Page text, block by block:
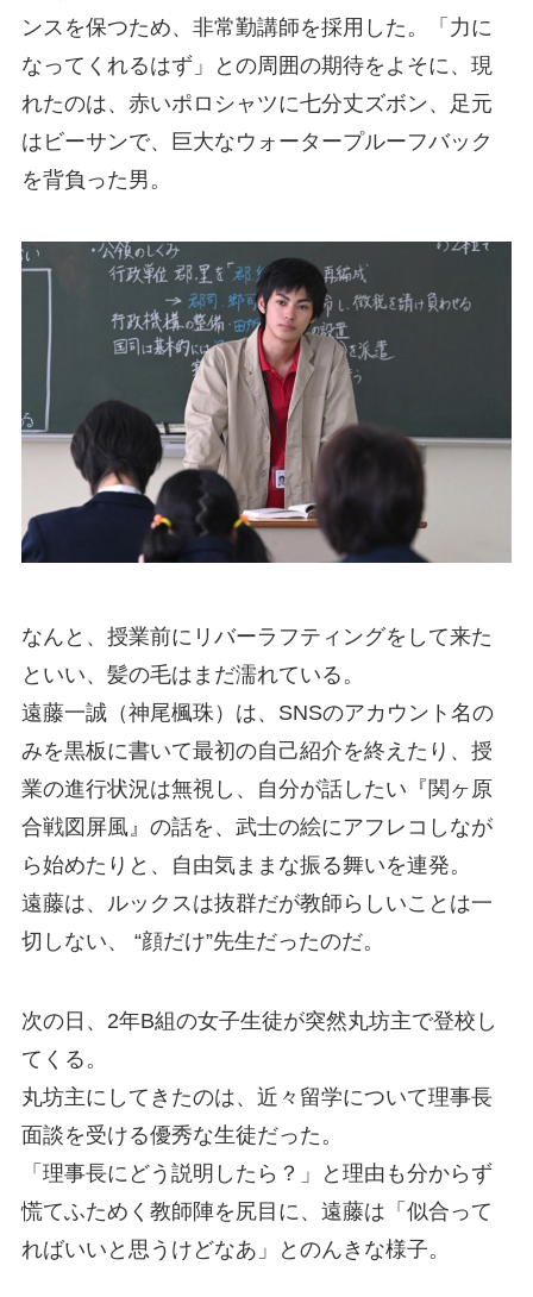
ンスを保つため、非常勤講師を採用した。「力に
なってくれるはず」との周囲の期待をよそに、現
れたのは、赤いポロシャツに七分丈ズボン、足元
はビーサンで、巨大なウォータープルーフバック
を背負った男。
なんと、授業前にリバーラフティングをして来た
といい、髪の毛はまだ濡れている。
遠藤一誠（神尾楓珠）は、SNSのアカウント名の
みを黒板に書いて最初の自己紹介を終えたり、授
業の進行状況は無視し、自分が話したい『関ヶ原
合戦図屏風』の話を、武士の絵にアフレコしなが
ら始めたりと、自由気ままな振る舞いを連発。
遠藤は、ルックスは抜群だが教師らしいことは一
切しない、 “顔だけ”先生だったのだ。
次の日、2年B組の女子生徒が突然丸坊主で登校し
てくる。
丸坊主にしてきたのは、近々留学について理事長
面談を受ける優秀な生徒だった。
「理事長にどう説明したら？」と理由も分からず
慌てふためく教師陣を尻目に、遠藤は「似合って
ればいいと思うけどなあ」とのんきな様子。